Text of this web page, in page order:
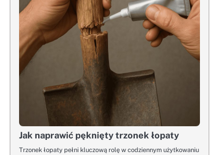
Jak naprawić pęknięty trzonek łopaty
Trzonek łopaty pełni kluczową rolę w codziennym użytkowaniu